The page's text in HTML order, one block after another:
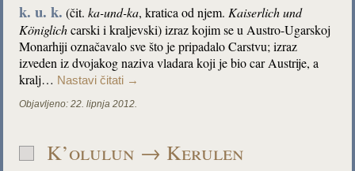
k. u. k. (čit.ka-und-ka, kratica od njem. Kaiserlich und
Königlichcarski i kraljevski) izraz kojim se u Austro-Ugarskoj
Monarhiji označavalo sve što je pripadalo Carstvu; izraz
izveden iz dvojakog naziva vladara koji je bio car Austrije, a
kralj… Nastavi čitati →
Objavljeno: 22. lipnja 2012.
K’olulun → Kerulen